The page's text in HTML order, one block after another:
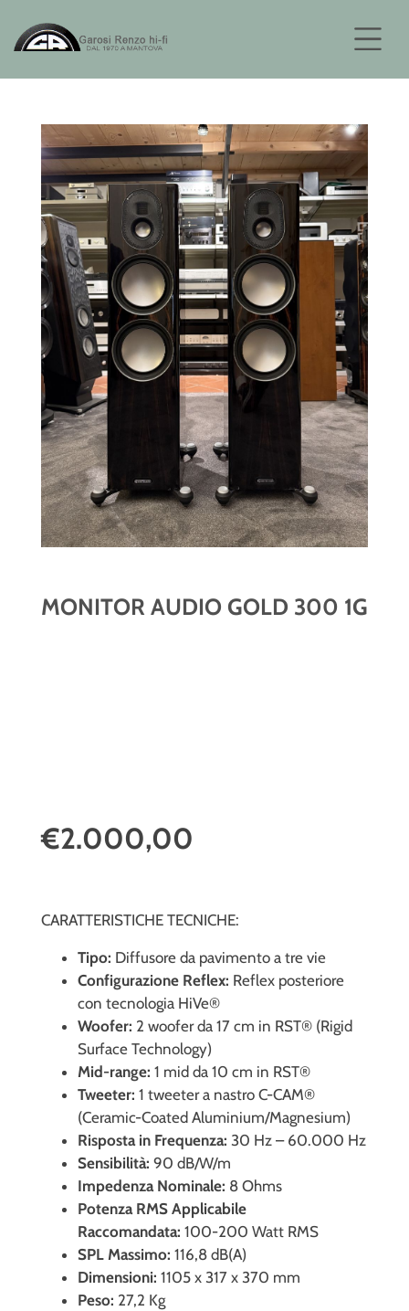
MONITOR AUDIO GOLD 300 1G
€2.000,00
CARATTERISTICHE TECNICHE:
Tipo: Diffusore da pavimento a tre vie
Configurazione Reflex: Reflex posteriore
con tecnologia HiVe®
Woofer: 2 woofer da 17 cm in RST® (Rigid
Surface Technology)
Mid-range: 1 mid da 10 cm in RST®
Tweeter: 1 tweeter a nastro C-CAM®
(Ceramic-Coated Aluminium/Magnesium)
Risposta in Frequenza: 30 Hz – 60.000 Hz
Sensibilità: 90 dB/W/m
Impedenza Nominale: 8 Ohms
Potenza RMS Applicabile
Raccomandata: 100-200 Watt RMS
SPL Massimo: 116,8 dB(A)
Dimensioni: 1105 x 317 x 370 mm
Peso: 27,2 Kg